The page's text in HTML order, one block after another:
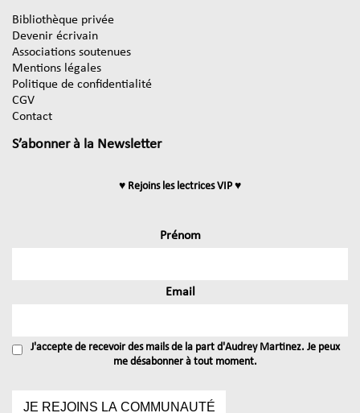
Bibliothèque privée
Devenir écrivain
Associations soutenues
Mentions légales
Politique de confidentialité
CGV
Contact
S’abonner à la Newsletter
♥ Rejoins les lectrices VIP ♥
Prénom
Email
J'accepte de recevoir des mails de la part d'Audrey Martinez. Je peux
me désabonner à tout moment.